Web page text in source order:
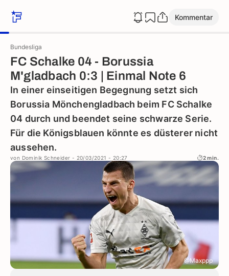
Kommentar
Bundesliga
FC Schalke 04 - Borussia
M'gladbach 0:3 | Einmal Note 6
In einer einseitigen Begegnung setzt sich
Borussia Mönchengladbach beim FC Schalke
04 durch und beendet seine schwarze Serie.
Für die Königsblauen könnte es düsterer nicht
aussehen.
von Dominik Schneider - 20/03/2021 - 20:27 2 min.
@Maxppp